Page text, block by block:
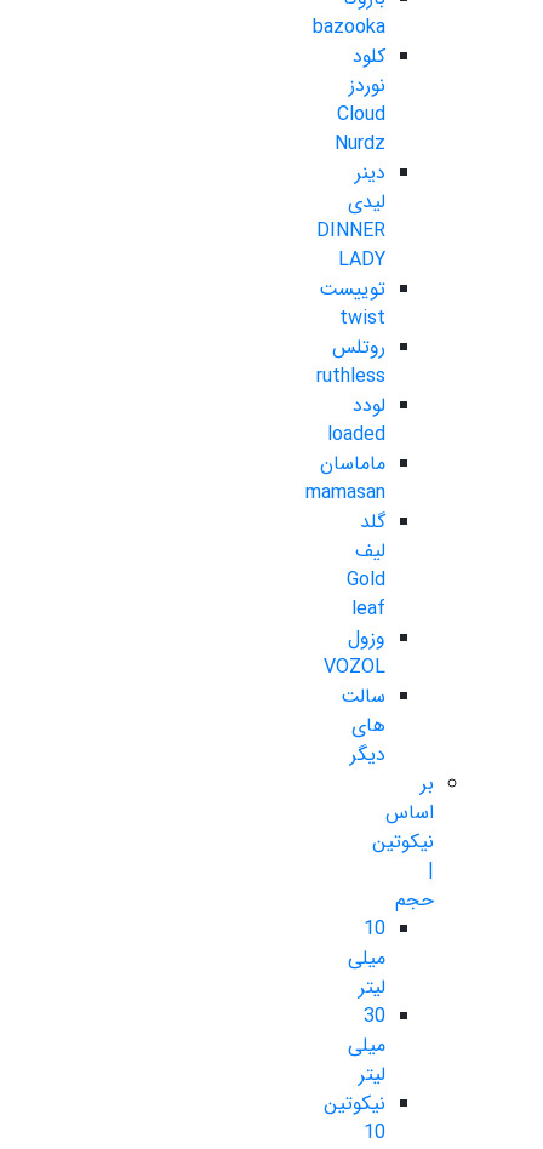
bazooka
کلود
نوردز
Cloud
Nurdz
دینر
لیدی
DINNER
LADY
توییست
twist
روتلس
ruthless
لودد
loaded
ماماسان
mamasan
گلد
لیف
Gold
leaf
وزول
VOZOL
سالت
های
دیگر
بر
اساس
نیکوتین
|
حجم
10
میلی
لیتر
30
میلی
لیتر
نیکوتین
10